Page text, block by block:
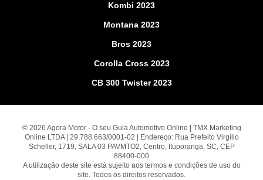
Kombi 2023
Montana 2023
Bros 2023
Corolla Cross 2023
CB 300 Twister 2023
© 2026 Agora Motor - O seu Guia Automotivo Online | TMX Marketing
Online LTDA | 29.788.663/0001-02 | Endereço: Rua Prefeito Virgilio
Scheller, 1719, SALA 03 PAVMTO2, Centro, Ituporanga, SC, CEP
88400-000
A utilização deste site está sujeito aos termos e condições de uso do
site. Todos os direitos reservados.